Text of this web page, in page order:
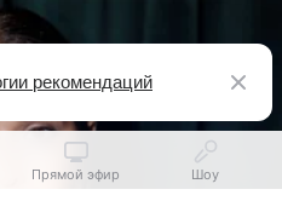
Прямой эфир Шоу
рекомендаций